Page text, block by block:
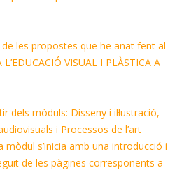
les propostes que he anat fent al
VISUAL I PLÀSTICA A
dels mòduls: Disseny i il·lustració,
i Processos de l’art
mòdul s’inicia amb una introducció i
de les pàgines corresponents a